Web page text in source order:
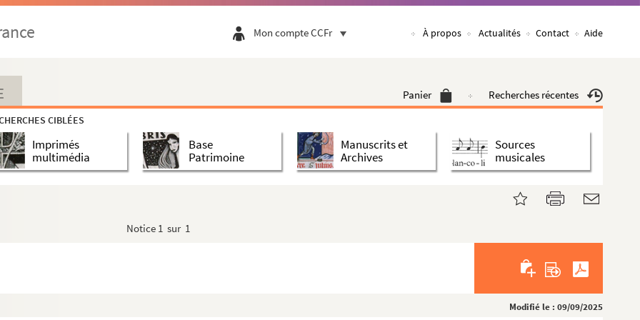
Mon compte CCFr À propos Actualités Contact Aide
Panier Recherches récentes
CIBLÉES
Imprimés
multimédia
Base
Patrimoine
Manuscrits et
Archives
Sources
musicales
Notice 1 sur 1
Modifié le : 09/09/2025